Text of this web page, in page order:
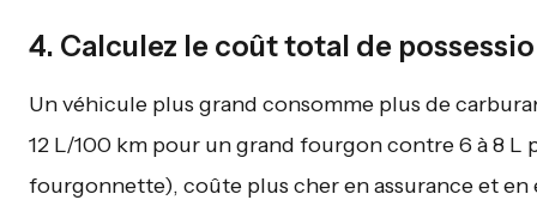
4. Calculez le coût total de
Un véhicule plus grand consomme plus de
12 L/100 km pour un grand fourgon contre 6 à 8 L
fourgonnette), coûte plus cher en assurance et